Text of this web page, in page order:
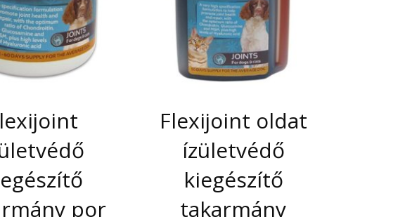
por
Flexijoint oldat
ízületvédő
kiegészítő
takarmány